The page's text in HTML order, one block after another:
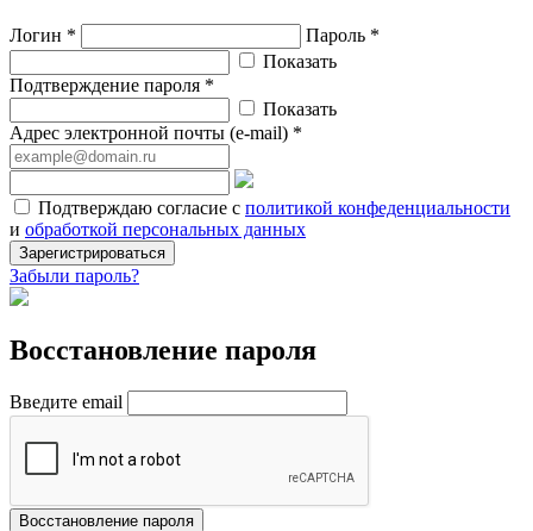
Логин *
Пароль *
Показать
Подтверждение пароля *
Показать
Адрес электронной почты (e-mail) *
Подтверждаю согласие с политикой конфеденциальности
и обработкой персональных данных
Зарегистрироваться
Забыли пароль?
Восстановление пароля
Введите email
Восстановление пароля